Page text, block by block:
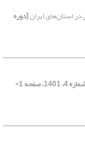
استان‌های ایران[دوره
[دوره 1، شماره 4، 1401، صفحه 1-